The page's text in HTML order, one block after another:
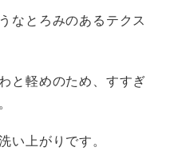
なとろみのあるテクス
と軽めのため、すすぎ
い上がりです。